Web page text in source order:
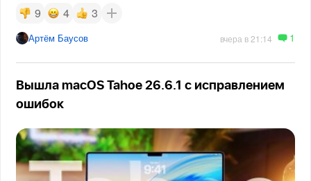
9 4 3
Артём Баусов вчера в 21:14 1
Вышла macOS Tahoe 26.6.1 с исправлением
ошибок